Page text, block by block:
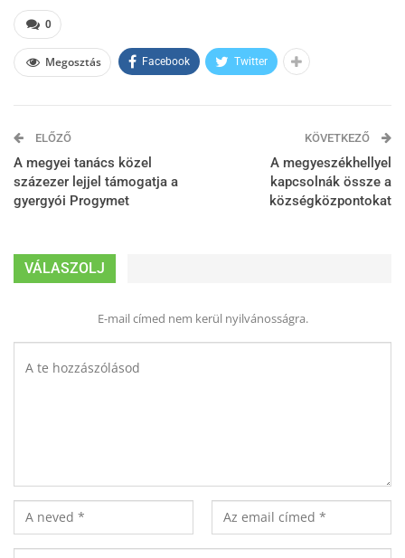
0
Megosztás Facebook Twitter
ELŐZŐ
A megyei tanács közel
százezer lejjel támogatja a
gyergyói Progymet
KÖVETKEZŐ
A megyeszékhellyel
kapcsolnák össze a
községközpontokat
VÁLASZOLJ
E-mail címed nem kerül nyilvánosságra.